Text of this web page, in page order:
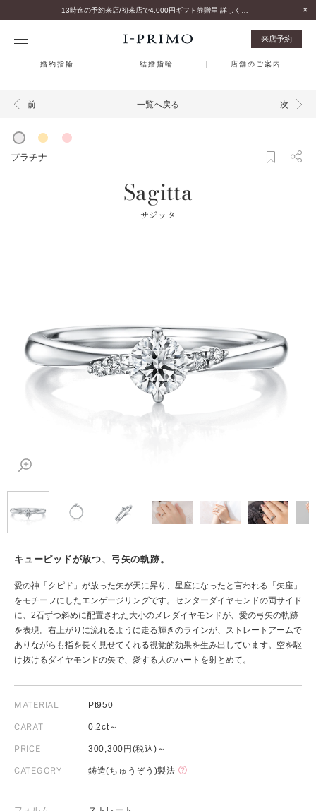
来店予約
婚約指輪 結婚指輪 店舗のご案内
前 一覧へ戻る 次
プラチナ
Sagitta
サジッタ
キューピッドが放つ、弓矢の軌跡。
愛の神「クピド」が放った矢が天に昇り、星座になったと言われる「矢座」
をモチーフにしたエンゲージリングです。センターダイヤモンドの両サイド
に、2石ずつ斜めに配置された大小のメレダイヤモンドが、愛の弓矢の軌跡
を表現。右上がりに流れるように走る輝きのラインが、ストレートアームで
ありながらも指を長く見せてくれる視覚的効果を生み出しています。空を駆
け抜けるダイヤモンドの矢で、愛する人のハートを射とめて。
MATERIAL Pt950
CARAT 0.2ct～
PRICE 300,300円(税込)～
CATEGORY 鋳造(ちゅうぞう)製法